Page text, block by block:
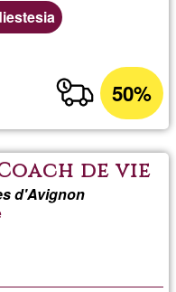
50%
Coach de vie
d'Avignon